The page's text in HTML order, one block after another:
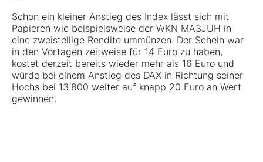
Schon ein kleiner Anstieg des Index lässt sich mit
Papieren wie beispielsweise der WKN MA3JUH in
eine zweistellige Rendite ummünzen. Der Schein war
in den Vortagen zeitweise für 14 Euro zu haben,
kostet derzeit bereits wieder mehr als 16 Euro und
würde bei einem Anstieg des DAX in Richtung seiner
Hochs bei 13.800 weiter auf knapp 20 Euro an Wert
gewinnen.